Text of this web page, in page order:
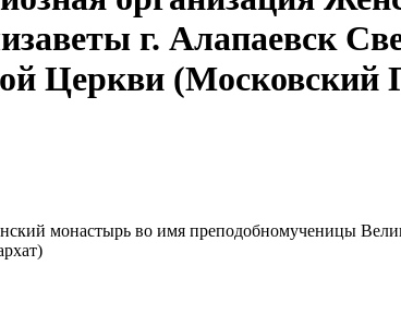
г. Алапаевск
Церкви (Московский
монастырь во имя преподобномученицы